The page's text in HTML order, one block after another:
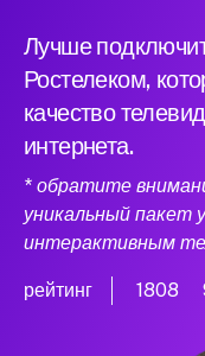
Лучше
Ростелеком,
качество
интернета.
* обратите
уникальный пакет
интерактивным
рейтинг 1808